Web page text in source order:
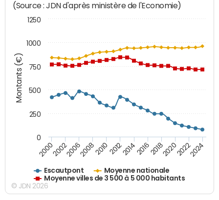
Montants (€)
(Source : JDN d'après ministère de l'Economie)
Escautpont
Moyenne nationale
Moyenne villes de 3 500 à 5 000 habitants
200020022006200820102012201420162018202020222024
0
250
500
750
1000
1250
© JDN 2026